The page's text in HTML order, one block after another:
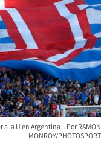
a la U en Argentina.
RAMON
MONROY/PHOTOSPORT